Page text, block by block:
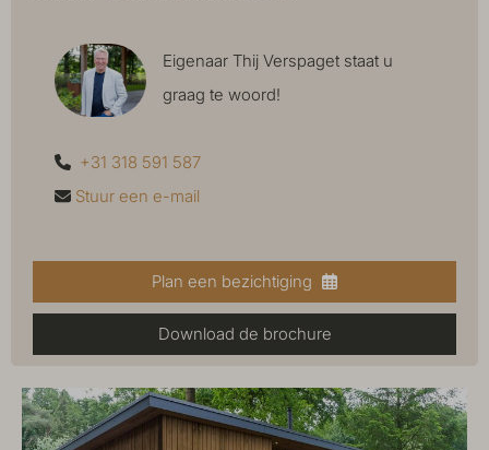
Eigenaar Thij Verspaget staat u
graag te woord!
+31 318 591 587
Stuur een e-mail
Plan een bezichtiging
Download de brochure